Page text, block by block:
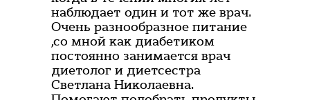
наблюдает один и тот же врач.
Очень разнообразное питание
,со мной как диабетиком
постоянно занимается врач
диетолог и диетсестра
Светлана Николаевна.